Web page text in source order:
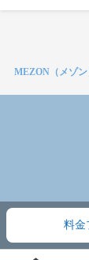
料金
MEZON（メゾン